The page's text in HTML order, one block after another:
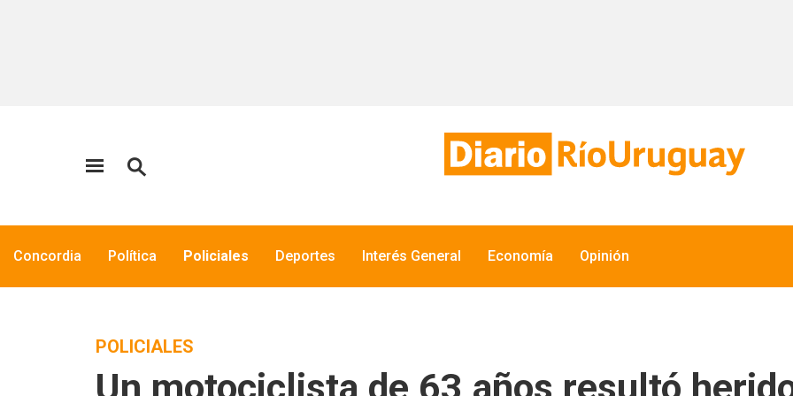
Concordia Política Policiales Deportes Interés General Economía Opinión
POLICIALES
Un motociclista de 63 años resultó